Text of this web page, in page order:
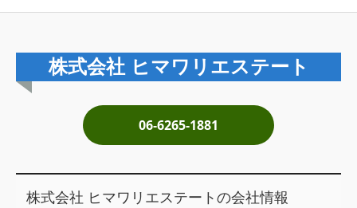
マンション売却
土地売却
税金について
運営会社
株式会社 ヒマワリエステート
06-6265-1881
株式会社 ヒマワリエステートの会社情報